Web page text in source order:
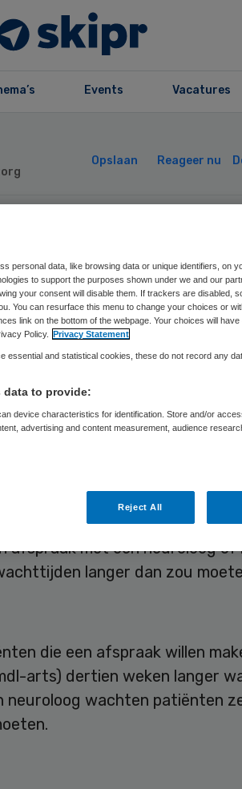
Events Vacatures
Opslaan Reageer nu
langer op
met
moeten patiënten langer
afspraak met een neuroloog of
langer dan zou
die een afspraak willen
arts) dertien weken langer
neuroloog wachten patiënten
personal data, like browsing data or unique identifiers, on
to support the purposes shown under we and our
your consent will disable them. If trackers are disabled,
You can resurface this menu to change your choices or
link on the bottom of the webpage. Your choices will
Policy. Privacy Statement
essential and statistical cookies, these do not record any
data to provide:
device characteristics for identification. Store and/or
advertising and content measurement, audience
Reject All